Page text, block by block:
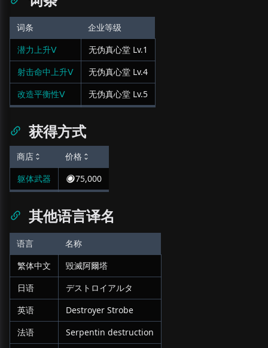
词条
企业等级
潜力上升Ⅴ
无伪真心堂 Lv.1
射击命中上升Ⅴ
无伪真心堂 Lv.4
改造平衡性Ⅴ
无伪真心堂 Lv.5
获得方式
商店
价格
躯体武器
75,000
其他语言译名
语言
名称
繁体中文
毀滅阿爾塔
日语
デストロイアルタ
英语
Destroyer Strobe
法语
Serpentin destruction